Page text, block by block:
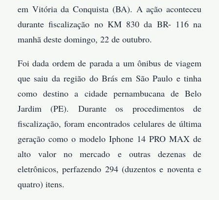
em Vitória da Conquista (BA). A ação aconteceu
durante fiscalização no KM 830 da BR- 116 na
manhã deste domingo, 22 de outubro.
Foi dada ordem de parada a um ônibus de viagem
que saiu da região do Brás em São Paulo e tinha
como destino a cidade pernambucana de Belo
Jardim (PE). Durante os procedimentos de
fiscalização, foram encontrados celulares de última
geração como o modelo Iphone 14 PRO MAX de
alto valor no mercado e outras dezenas de
eletrônicos, perfazendo 294 (duzentos e noventa e
quatro) itens.